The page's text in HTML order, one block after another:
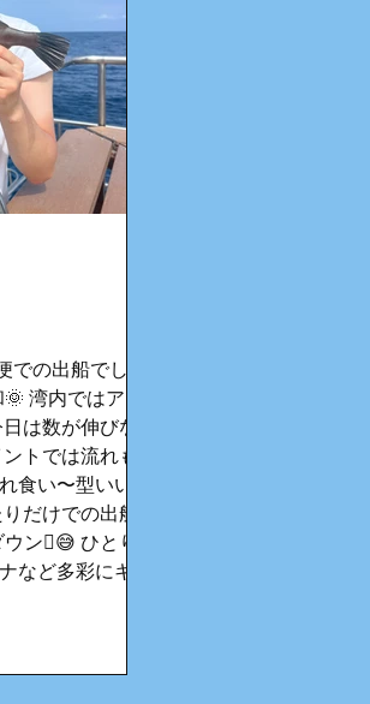
での出船でした
湾内ではアジ
は数が伸びな
トでは流れも
食い〜型いいの
だけでの出船
ン🫩😅 ひとり
など多彩にキャ